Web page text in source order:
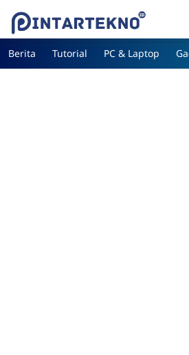
Berita Tutorial PC & Laptop